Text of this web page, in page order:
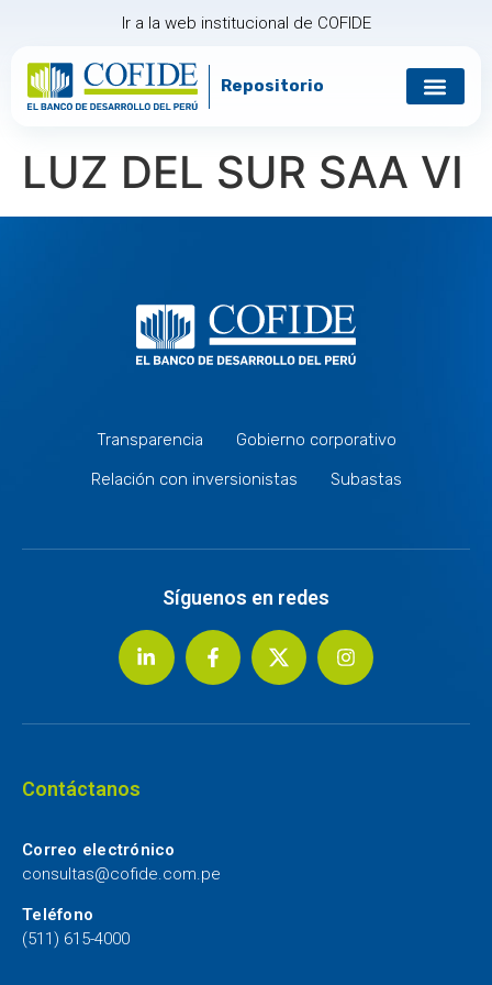
Ir a la web institucional de COFIDE
Repositorio
LUZ DEL SUR SAA VI
Transparencia
Gobierno corporativo
Relación con inversionistas
Subastas
Síguenos en redes
Contáctanos
Correo electrónico
consultas@cofide.com.pe
Teléfono
(511) 615-4000